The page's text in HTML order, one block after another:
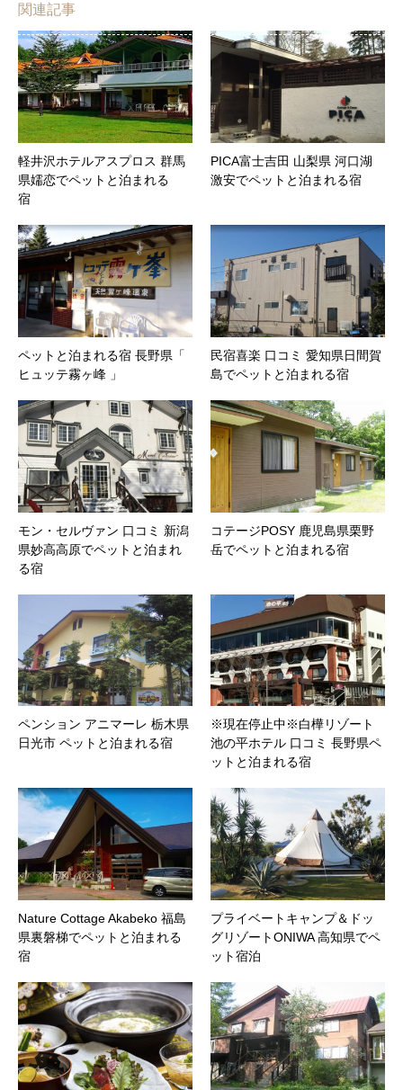
関連記事
軽井沢ホテルアスプロス 群馬
県嬬恋でペットと泊まれる
宿
PICA富士吉田 山梨県 河口湖
激安でペットと泊まれる宿
ペットと泊まれる宿 長野県「
ヒュッテ霧ヶ峰 」
民宿喜楽 口コミ 愛知県日間賀
島でペットと泊まれる宿
モン・セルヴァン 口コミ 新潟
県妙高高原でペットと泊まれ
る宿
コテージPOSY 鹿児島県栗野
岳でペットと泊まれる宿
ペンション アニマーレ 栃木県
日光市 ペットと泊まれる宿
※現在停止中※白樺リゾート
池の平ホテル 口コミ 長野県ペ
ットと泊まれる宿
Nature Cottage Akabeko 福島
県裏磐梯でペットと泊まれる
宿
プライベートキャンプ＆ドッ
グリゾートONIWA 高知県でペ
ット宿泊